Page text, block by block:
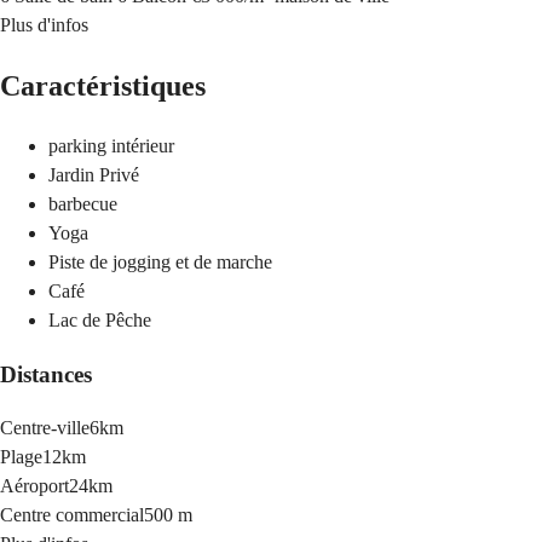
Plus d'infos
Caractéristiques
parking intérieur
Jardin Privé
barbecue
Yoga
Piste de jogging et de marche
Café
Lac de Pêche
Distances
Centre-ville6km
Plage12km
Aéroport24km
Centre commercial500 m